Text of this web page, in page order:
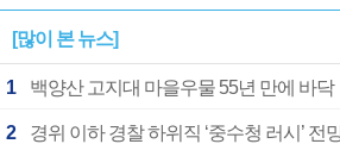
[많이 본 뉴스]
1 백양산 고지대 마을우물 55년 만에 바닥
2 경위 이하 경찰 하위직 ‘중수청 러시’